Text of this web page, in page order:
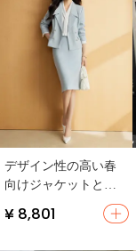
デザイン性の高い春
向けジャケットとタ
イトスカートのOLス
タイル【翻领・大人
¥ 8,801